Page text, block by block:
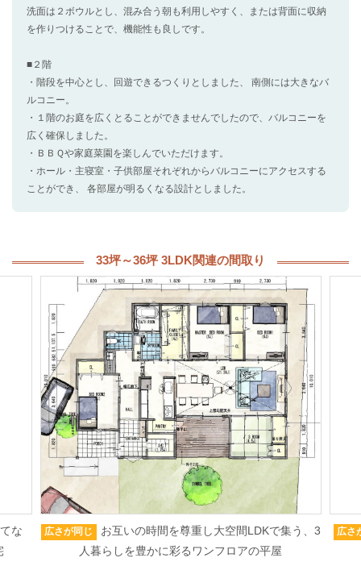
洗面は２ボウルとし、混み合う朝も利用しやすく、または背面に収納
を作りつけることで、機能性も良しです。
■２階
・階段を中心とし、回遊できるつくりとしました、 南側には大きなバ
ルコニー。
・１階のお庭を広くとることができませんでしたので、バルコニーを
広く確保しました。
・ＢＢＱや家庭菜園を楽しんでいただけます。
・ホール・主寝室・子供部屋それぞれからバルコニーにアクセスする
ことができ、 各部屋が明るくなる設計としました。
33坪～36坪 3LDK関連の間取り
な
広さが同じ
お互いの時間を尊重し大空間LDKで集う、3
人暮らしを豊かに彩るワンフロアの平屋
広さ